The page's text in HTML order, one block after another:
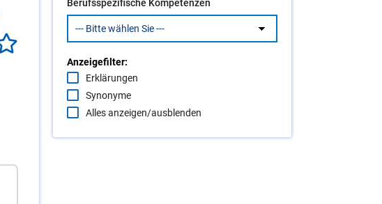
Berufsspezifische Kompetenzen
Anzeigefilter:
Erklärungen
Synonyme
Alles anzeigen/ausblenden